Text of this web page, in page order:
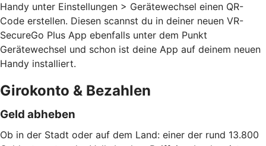
Handy unter Einstellungen > Gerätewechsel einen QR-
Code erstellen. Diesen scannst du in deiner neuen VR-
SecureGo Plus App ebenfalls unter dem Punkt
Gerätewechsel und schon ist deine App auf deinem neuen
Handy installiert.
Girokonto & Bezahlen
Geld abheben
Ob in der Stadt oder auf dem Land: einer der rund 13.800